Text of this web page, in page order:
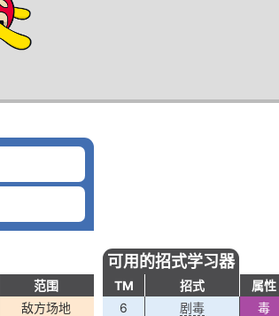
范围
敌方场地
可用的招式学习器
TM 招式 属性
6
剧毒 毒